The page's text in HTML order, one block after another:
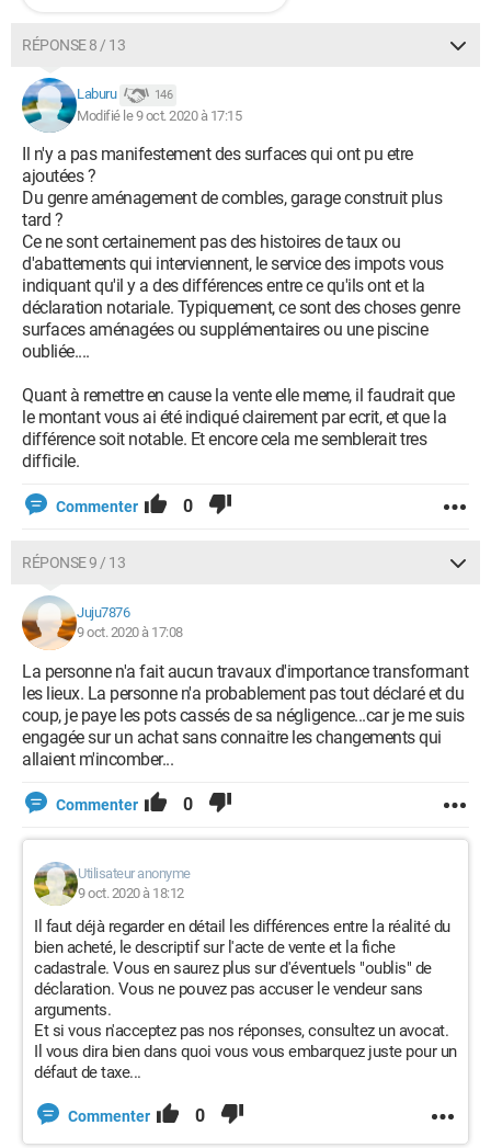
RÉPONSE 8 / 13
Laburu 146
Modifié le 9 oct. 2020 à 17:15
Il n'y a pas manifestement des surfaces qui ont pu etre
ajoutées ?
Du genre aménagement de combles, garage construit plus
tard ?
Ce ne sont certainement pas des histoires de taux ou
d'abattements qui interviennent, le service des impots vous
indiquant qu'il y a des différences entre ce qu'ils ont et la
déclaration notariale. Typiquement, ce sont des choses genre
surfaces aménagées ou supplémentaires ou une piscine
oubliée....
Quant à remettre en cause la vente elle meme, il faudrait que
le montant vous ai été indiqué clairement par ecrit, et que la
différence soit notable. Et encore cela me semblerait tres
difficile.
Commenter 0
RÉPONSE 9 / 13
Juju7876
9 oct. 2020 à 17:08
La personne n'a fait aucun travaux d'importance transformant
les lieux. La personne n'a probablement pas tout déclaré et du
coup, je paye les pots cassés de sa négligence...car je me suis
engagée sur un achat sans connaitre les changements qui
allaient m'incomber...
Commenter 0
Utilisateur anonyme
9 oct. 2020 à 18:12
Il faut déjà regarder en détail les différences entre la réalité du
bien acheté, le descriptif sur l'acte de vente et la fiche
cadastrale. Vous en saurez plus sur d'éventuels "oublis" de
déclaration. Vous ne pouvez pas accuser le vendeur sans
arguments.
Et si vous n'acceptez pas nos réponses, consultez un avocat.
Il vous dira bien dans quoi vous vous embarquez juste pour un
défaut de taxe...
Commenter 0